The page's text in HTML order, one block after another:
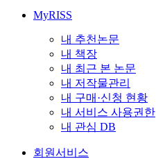
MyRISS
내 추천논문
내 책장
내 최근 본 논문
내 저작물관리
내 구매·신청 현황
내 서비스 사용권한
내 관심 DB
회원서비스